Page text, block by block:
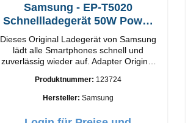
Samsung - EP-T5020
Schnellladegerät 50W Power
Duo
Dieses Original Ladegerät von Samsung
lädt alle Smartphones schnell und
zuverlässig wieder auf. Adapter Original
Anschlüsse: USB-C / USB-C Output:
Schwarz/li>
Produktnummer: 123724
Hersteller: Samsung